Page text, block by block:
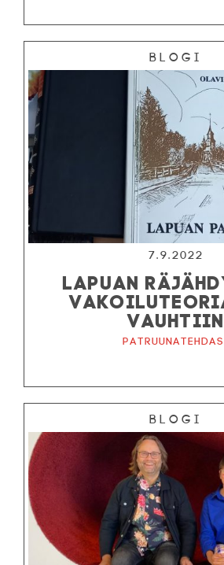
Blogi
7.9.2022
LAPUAN
VAUHTIIN
Patruunatehdas
Blogi